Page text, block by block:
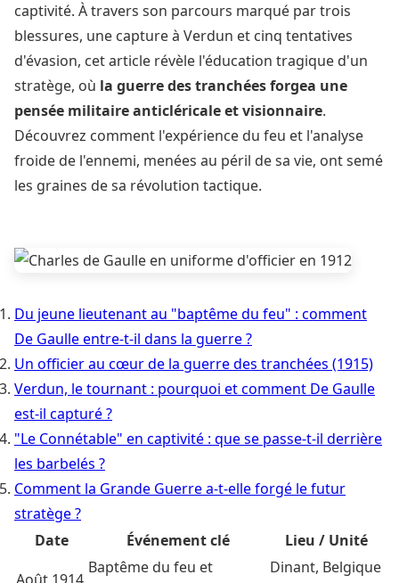
captivité. À travers son parcours marqué par trois
blessures, une capture à Verdun et cinq tentatives
d'évasion, cet article révèle l'éducation tragique d'un
stratège, où la guerre des tranchées forgea une
pensée militaire anticléricale et visionnaire.
Découvrez comment l'expérience du feu et l'analyse
froide de l'ennemi, menées au péril de sa vie, ont semé
les graines de sa révolution tactique.
Du jeune lieutenant au "baptême du feu" : comment
De Gaulle entre-t-il dans la guerre ?
Un officier au cœur de la guerre des tranchées (1915)
Verdun, le tournant : pourquoi et comment De Gaulle
est-il capturé ?
"Le Connétable" en captivité : que se passe-t-il derrière
les barbelés ?
Comment la Grande Guerre a-t-elle forgé le futur
stratège ?
Date
Événement clé
Lieu / Unité
Baptême du feu et
Dinant, Belgique